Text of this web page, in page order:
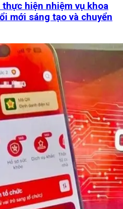
hiện nhiệm vụ khoa
mới sáng tạo và chuyển